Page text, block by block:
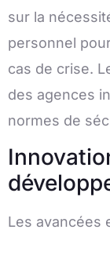
sur la
personnel
cas de crise.
des agences
normes de
Les avancées